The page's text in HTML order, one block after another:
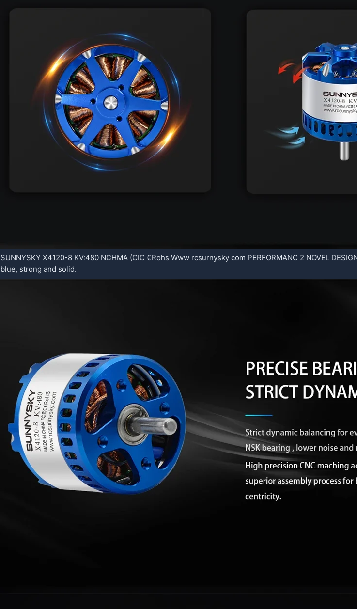
SUNNYSKY X4120-8 KV:480 NCHMA (CIC €Rohs Www rcsurnysky com PERFORMANC 2 NOVEL
blue, strong and solid.